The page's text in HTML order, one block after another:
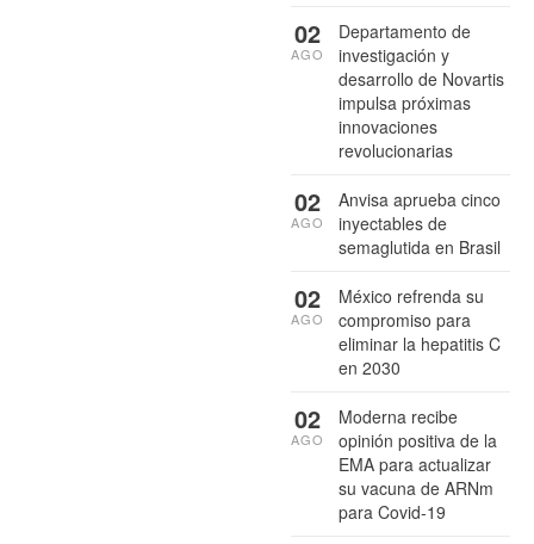
Departamento de
investigación y
desarrollo de Novartis
impulsa próximas
innovaciones
revolucionarias
02
AGO
Anvisa aprueba cinco
inyectables de
semaglutida en Brasil
02
AGO
México refrenda su
compromiso para
eliminar la hepatitis C
en 2030
02
AGO
Moderna recibe
opinión positiva de la
EMA para actualizar
su vacuna de ARNm
para Covid-19
02
AGO